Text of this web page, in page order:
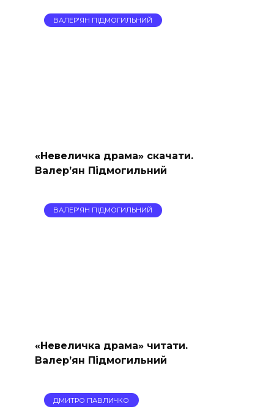
ВАЛЕР'ЯН ПІДМОГИЛЬНИЙ
«Невеличка драма» скачати.
Валер’ян Підмогильний
ВАЛЕР'ЯН ПІДМОГИЛЬНИЙ
«Невеличка драма» читати.
Валер’ян Підмогильний
ДМИТРО ПАВЛИЧКО